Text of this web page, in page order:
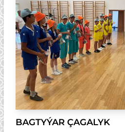
BAGTYÝAR ÇAGALYK